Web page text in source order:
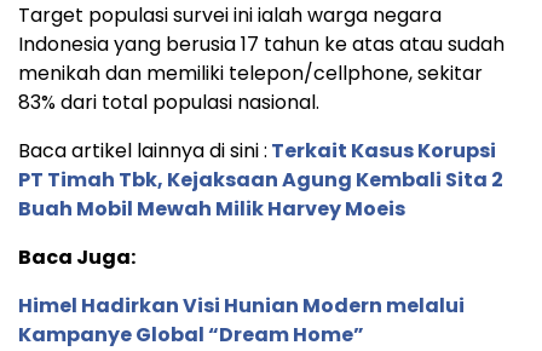
Target populasi survei ini ialah warga negara
Indonesia yang berusia 17 tahun ke atas atau sudah
menikah dan memiliki telepon/cellphone, sekitar
83% dari total populasi nasional.
Baca artikel lainnya di sini : Terkait Kasus Korupsi
PT Timah Tbk, Kejaksaan Agung Kembali Sita 2
Buah Mobil Mewah Milik Harvey Moeis
Baca Juga:
Himel Hadirkan Visi Hunian Modern melalui
Kampanye Global “Dream Home”